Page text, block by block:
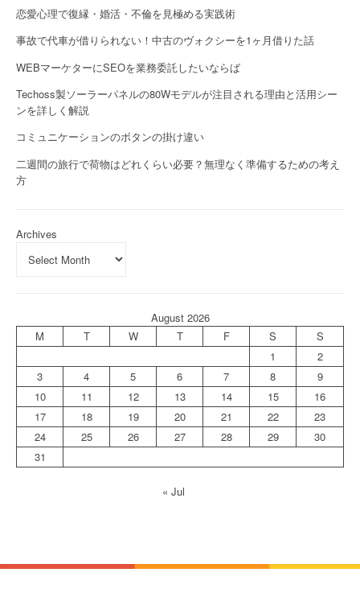
恋愛心理で復縁・婚活・不倫を見極める実践術
事故で代車が借りられない！中古のヴォクシーを1ヶ月借りた話
WEBマーケターにSEOを業務委託したいならば
Techoss製ソーラーパネルの80Wモデルが注目される理由と活用シー
ンを詳しく解説
コミュニケーションのボタンの掛け違い
二週間の旅行で荷物はどれくらい必要？無理なく準備するための考え
方
Archives
August 2026
M
T W T F S
S
1
2
3
4 5 6 7 8
9
10
11 12 13 14 15
16
17
18 19 20 21 22
23
24
25 26 27 28 29
30
31
« Jul